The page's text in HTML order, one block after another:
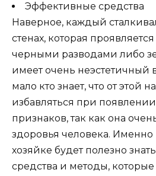
Эффективные средства
Наверное, каждый
стенах, которая
черными разводами либо
имеет очень
мало кто знает, что от этой
избавляться при
признаков, так как она
здоровья человека.
хозяйке будет полезно
средства и методы,